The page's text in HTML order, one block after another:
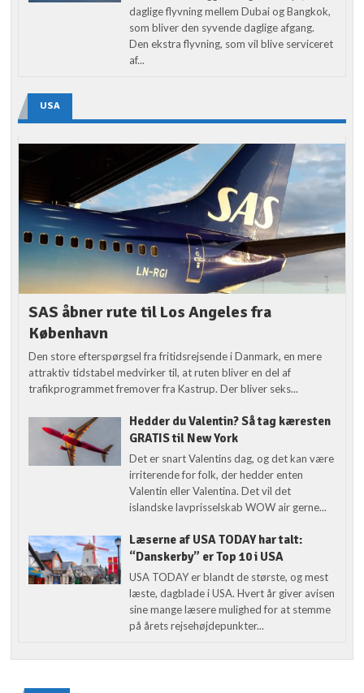
daglige flyvning mellem Dubai og Bangkok,
som bliver den syvende daglige afgang.
Den ekstra flyvning, som vil blive serviceret
af...
USA
SAS åbner rute til Los Angeles fra
København
Den store efterspørgsel fra fritidsrejsende i Danmark, en mere
attraktiv tidstabel medvirker til, at ruten bliver en del af
trafikprogrammet fremover fra Kastrup. Der bliver seks...
Hedder du Valentin? Så tag kæresten
GRATIS til New York
Det er snart Valentins dag, og det kan være
irriterende for folk, der hedder enten
Valentin eller Valentina. Det vil det
islandske lavprisselskab WOW air gerne...
Læserne af USA TODAY har talt:
“Danskerby” er Top 10 i USA
USA TODAY er blandt de største, og mest
læste, dagblade i USA. Hvert år giver avisen
sine mange læsere mulighed for at stemme
på årets rejsehøjdepunkter...